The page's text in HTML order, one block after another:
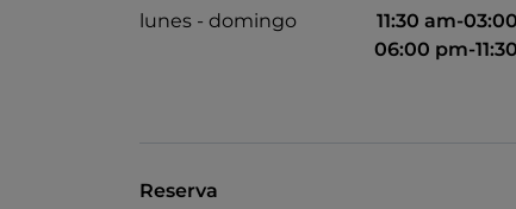
lunes - domingo
11:30 am-
06:00 pm-
Reserva